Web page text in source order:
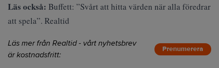
Läs också: Buffett: ”Svårt att hitta värden när alla föredrar
att spela”. Realtid
Läs mer från Realtid - vårt nyhetsbrev
är kostnadsfritt:
Prenumerera